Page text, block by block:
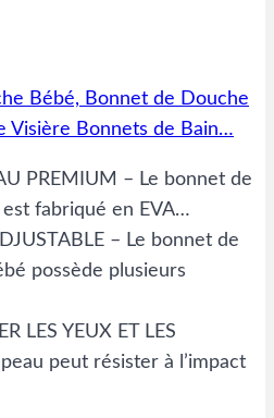
Bébé, Bonnet de Douche
Visière Bonnets de Bain…
PREMIUM – Le bonnet de
fabriqué en EVA…
– Le bonnet de
possède plusieurs
LES YEUX ET LES
peut résister à l’impact